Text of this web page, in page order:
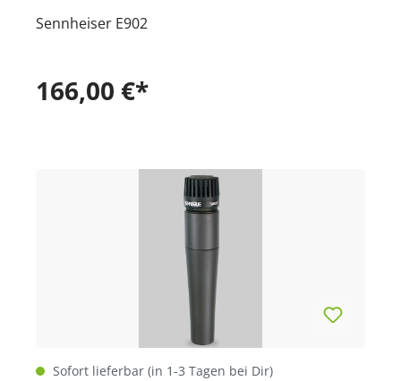
Sennheiser E902
166,00 €*
Sofort lieferbar (in 1-3 Tagen bei Dir)